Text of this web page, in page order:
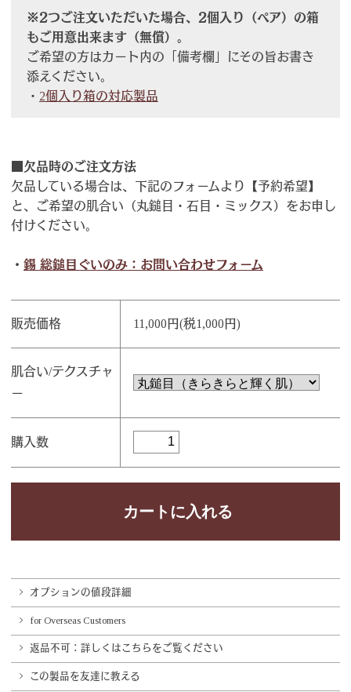
※2つご注文いただいた場合、2個入り（ペア）の箱
もご用意出来ます（無償）。
ご希望の方はカート内の「備考欄」にその旨お書き
添えください。
・ 2個入り箱の対応製品
■欠品時のご注文方法
欠品している場合は、下記のフォームより【予約希望】
と、ご希望の肌合い（丸鎚目・石目・ミックス）をお申し
付けください。
・ 錫 総鎚目ぐいのみ：お問い合わせフォーム
販売価格 11,000円(税1,000円)
肌合い/テクスチャ
ー
購入数
オプションの値段詳細
for Overseas Customers
返品不可：詳しくはこちらをご覧ください
この製品を友達に教える